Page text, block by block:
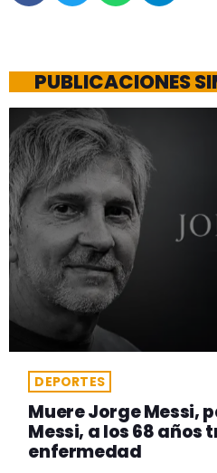
PUBLICACIONES
DEPORTES
Muere Jorge Messi,
Messi, a los 68 años
enfermedad